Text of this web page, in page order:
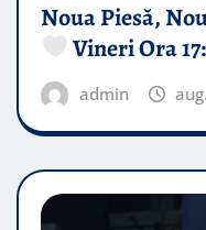
Noua Piesă,
Vineri Ora
admin